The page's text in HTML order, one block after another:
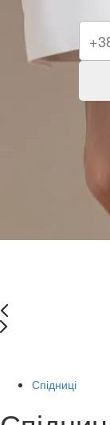
Спідниці